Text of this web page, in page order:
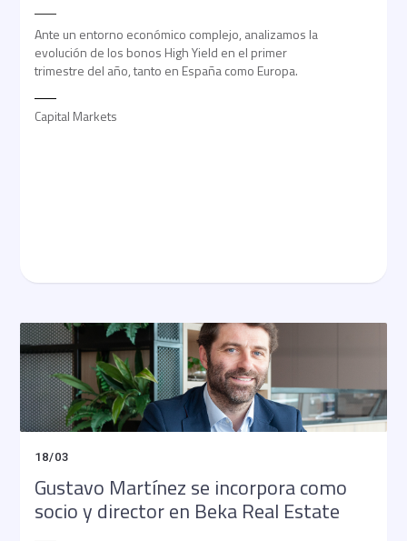
Ante un entorno económico complejo, analizamos la
evolución de los bonos High Yield en el primer
trimestre del año, tanto en España como Europa.
Capital Markets
18/03
Gustavo Martínez se incorpora como
socio y director en Beka Real Estate